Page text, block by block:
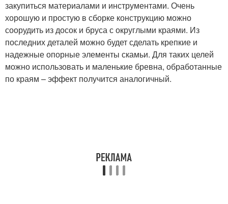
закупиться материалами и инструментами. Очень
хорошую и простую в сборке конструкцию можно
соорудить из досок и бруса с округлыми краями. Из
последних деталей можно будет сделать крепкие и
надежные опорные элементы скамьи. Для таких целей
можно использовать и маленькие бревна, обработанные
по краям – эффект получится аналогичный.